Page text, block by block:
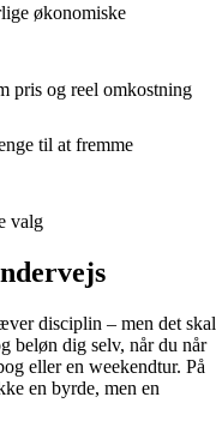
økonomiske
pris og reel omkostning
til at fremme
valg
disciplin – men det skal
beløn dig selv, når du når
eller en weekendtur. På
en byrde, men en